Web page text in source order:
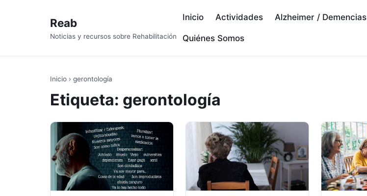
Reab
Noticias y recursos sobre Rehabilitación
Inicio Actividades Alzheimer / Demencias
Quiénes Somos
Inicio › gerontología
Etiqueta: gerontología